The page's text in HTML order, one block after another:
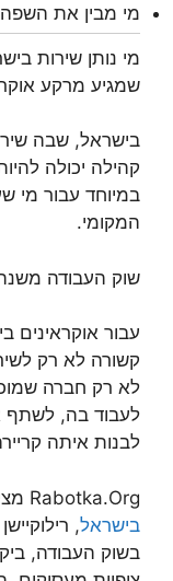
מי מבין את
מי נותן שירות
שמגיע מרקע
בישראל, שבה
קהילה יכולה
במיוחד עבור מי
המקומי.
שוק העבודה
עבור
קשורה לא רק
לא רק חברה
לעבוד בה, לשתף
לבנות איתה
Rabotka.Org מציג את עצמו כ
בישראל,
בשוק העבודה,